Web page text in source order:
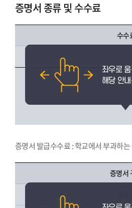
증명서 종류 및 수수료
수수
증명서 발급수수료 : 학교에서 부과하
증명서